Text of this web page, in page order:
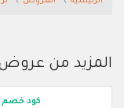
المزيد من عروض
كود خصم